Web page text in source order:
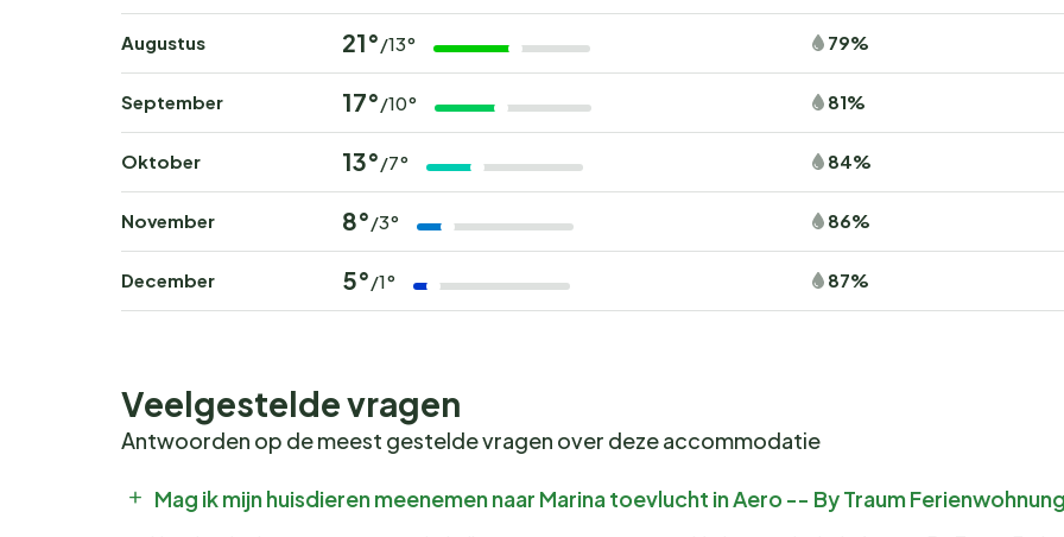
Augustus 21° /13° 79%
September 17° /10° 81%
Oktober 13° /7° 84%
November 8° /3° 86%
December 5° /1° 87%
Veelgestelde vragen
Antwoorden op de meest gestelde vragen over deze accommodatie
Mag ik mijn huisdieren meenemen naar Marina toevlucht in Aero -- By Traum